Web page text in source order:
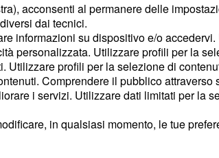
acconsenti al permanere delle
dai tecnici.
informazioni su dispositivo e/o
personalizzata. Utilizzare profili per la
profili per la selezione di
Comprendere il pubblico attraverso
i servizi. Utilizzare dati limitati per la
in qualsiasi momento, le tue